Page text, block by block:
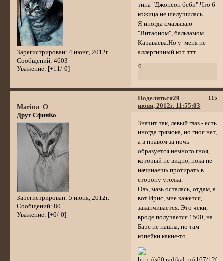
Зарегистрирован: 4 июня, 2012г.
Сообщений: 4603
Уважение: [+11/-0]
типа "Джонсон беби".Что б
кожица не шелушилась.
Я иногда смазываю
"Витаоном", бальзамом
Караваева.Но у меня не
аллергичный кот. ттт
0
Поделиться 115
29
июня, 2012г. 11:55:03
Marina_O
Друг СфинКо
Зарегистрирован: 5 июня, 2012г.
Сообщений: 80
Уважение: [+0/-0]
Значит так, левый глаз - есть
иногда грязюка, но гноя нет,
а в правом за ночь
образуется немного гноя,
который не видно, пока не
начинаешь протирать в
сторону уголка.
Оль, мазь осталась, отдам, а
вот Ирис, мне кажется,
заканчивается. Это чеки,
вроде получается 1500, на
Барс не нашла, но там
копейки какие-то.